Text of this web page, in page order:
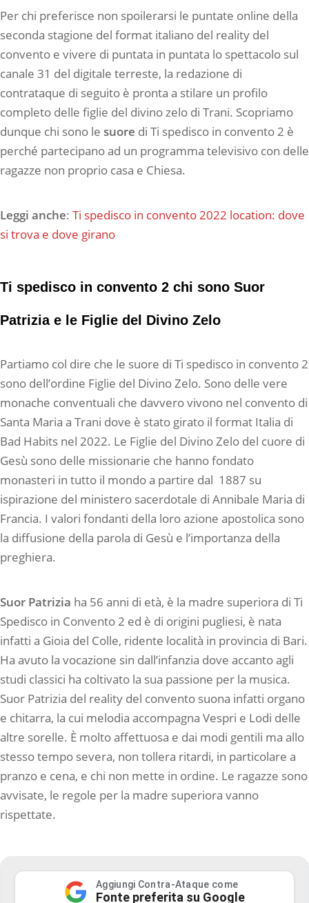
Per chi preferisce non spoilerarsi le puntate online della
seconda stagione del format italiano del reality del
convento e vivere di puntata in puntata lo spettacolo sul
canale 31 del digitale terreste, la redazione di
contrataque di seguito è pronta a stilare un profilo
completo delle figlie del divino zelo di Trani. Scopriamo
dunque chi sono le suore di Ti spedisco in convento 2 è
perché partecipano ad un programma televisivo con delle
ragazze non proprio casa e Chiesa.
Leggi anche: Ti spedisco in convento 2022 location: dove
si trova e dove girano
Ti spedisco in convento 2 chi sono Suor
Patrizia e le Figlie del Divino Zelo
Partiamo col dire che le suore di Ti spedisco in convento 2
sono dell’ordine Figlie del Divino Zelo. Sono delle vere
monache conventuali che davvero vivono nel convento di
Santa Maria a Trani dove è stato girato il format Italia di
Bad Habits nel 2022. Le Figlie del Divino Zelo del cuore di
Gesù sono delle missionarie che hanno fondato
monasteri in tutto il mondo a partire dal 1887 su
ispirazione del ministero sacerdotale di Annibale Maria di
Francia. I valori fondanti della loro azione apostolica sono
la diffusione della parola di Gesù e l’importanza della
preghiera.
Suor Patrizia ha 56 anni di età, è la madre superiora di Ti
Spedisco in Convento 2 ed è di origini pugliesi, è nata
infatti a Gioia del Colle, ridente località in provincia di Bari.
Ha avuto la vocazione sin dall’infanzia dove accanto agli
studi classici ha coltivato la sua passione per la musica.
Suor Patrizia del reality del convento suona infatti organo
e chitarra, la cui melodia accompagna Vespri e Lodi delle
altre sorelle. È molto affettuosa e dai modi gentili ma allo
stesso tempo severa, non tollera ritardi, in particolare a
pranzo e cena, e chi non mette in ordine. Le ragazze sono
avvisate, le regole per la madre superiora vanno
rispettate.
Aggiungi Contra-Ataque come
Fonte preferita su Google